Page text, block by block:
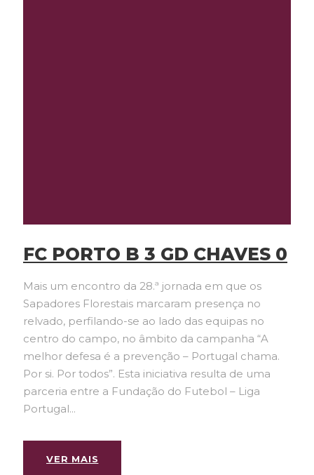
FC PORTO B 3 GD CHAVES 0
Mais um encontro da 28.ª jornada em que os
Sapadores Florestais marcaram presença no
relvado, perfilando-se ao lado das equipas no
centro do campo, no âmbito da campanha “A
melhor defesa é a prevenção – Portugal chama.
Por si. Por todos”. Esta iniciativa resulta de uma
parceria entre a Fundação do Futebol – Liga
Portugal...
VER MAIS